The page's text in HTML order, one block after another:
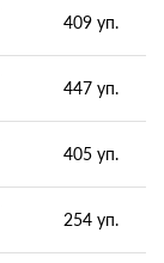
409 уп.
447 уп.
405 уп.
254 уп.